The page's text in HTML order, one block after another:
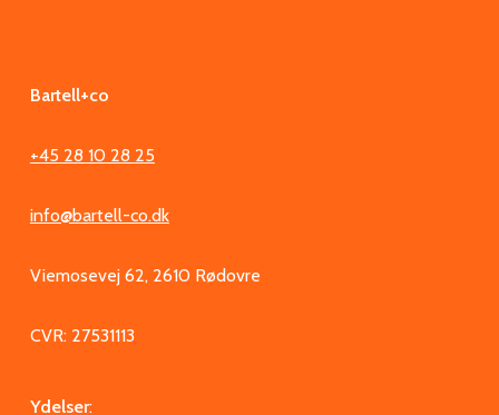
Bartell+co
+45 28 10 28 25
info@bartell-co.dk
Viemosevej 62, 2610 Rødovre
CVR: 27531113
Ydelser: